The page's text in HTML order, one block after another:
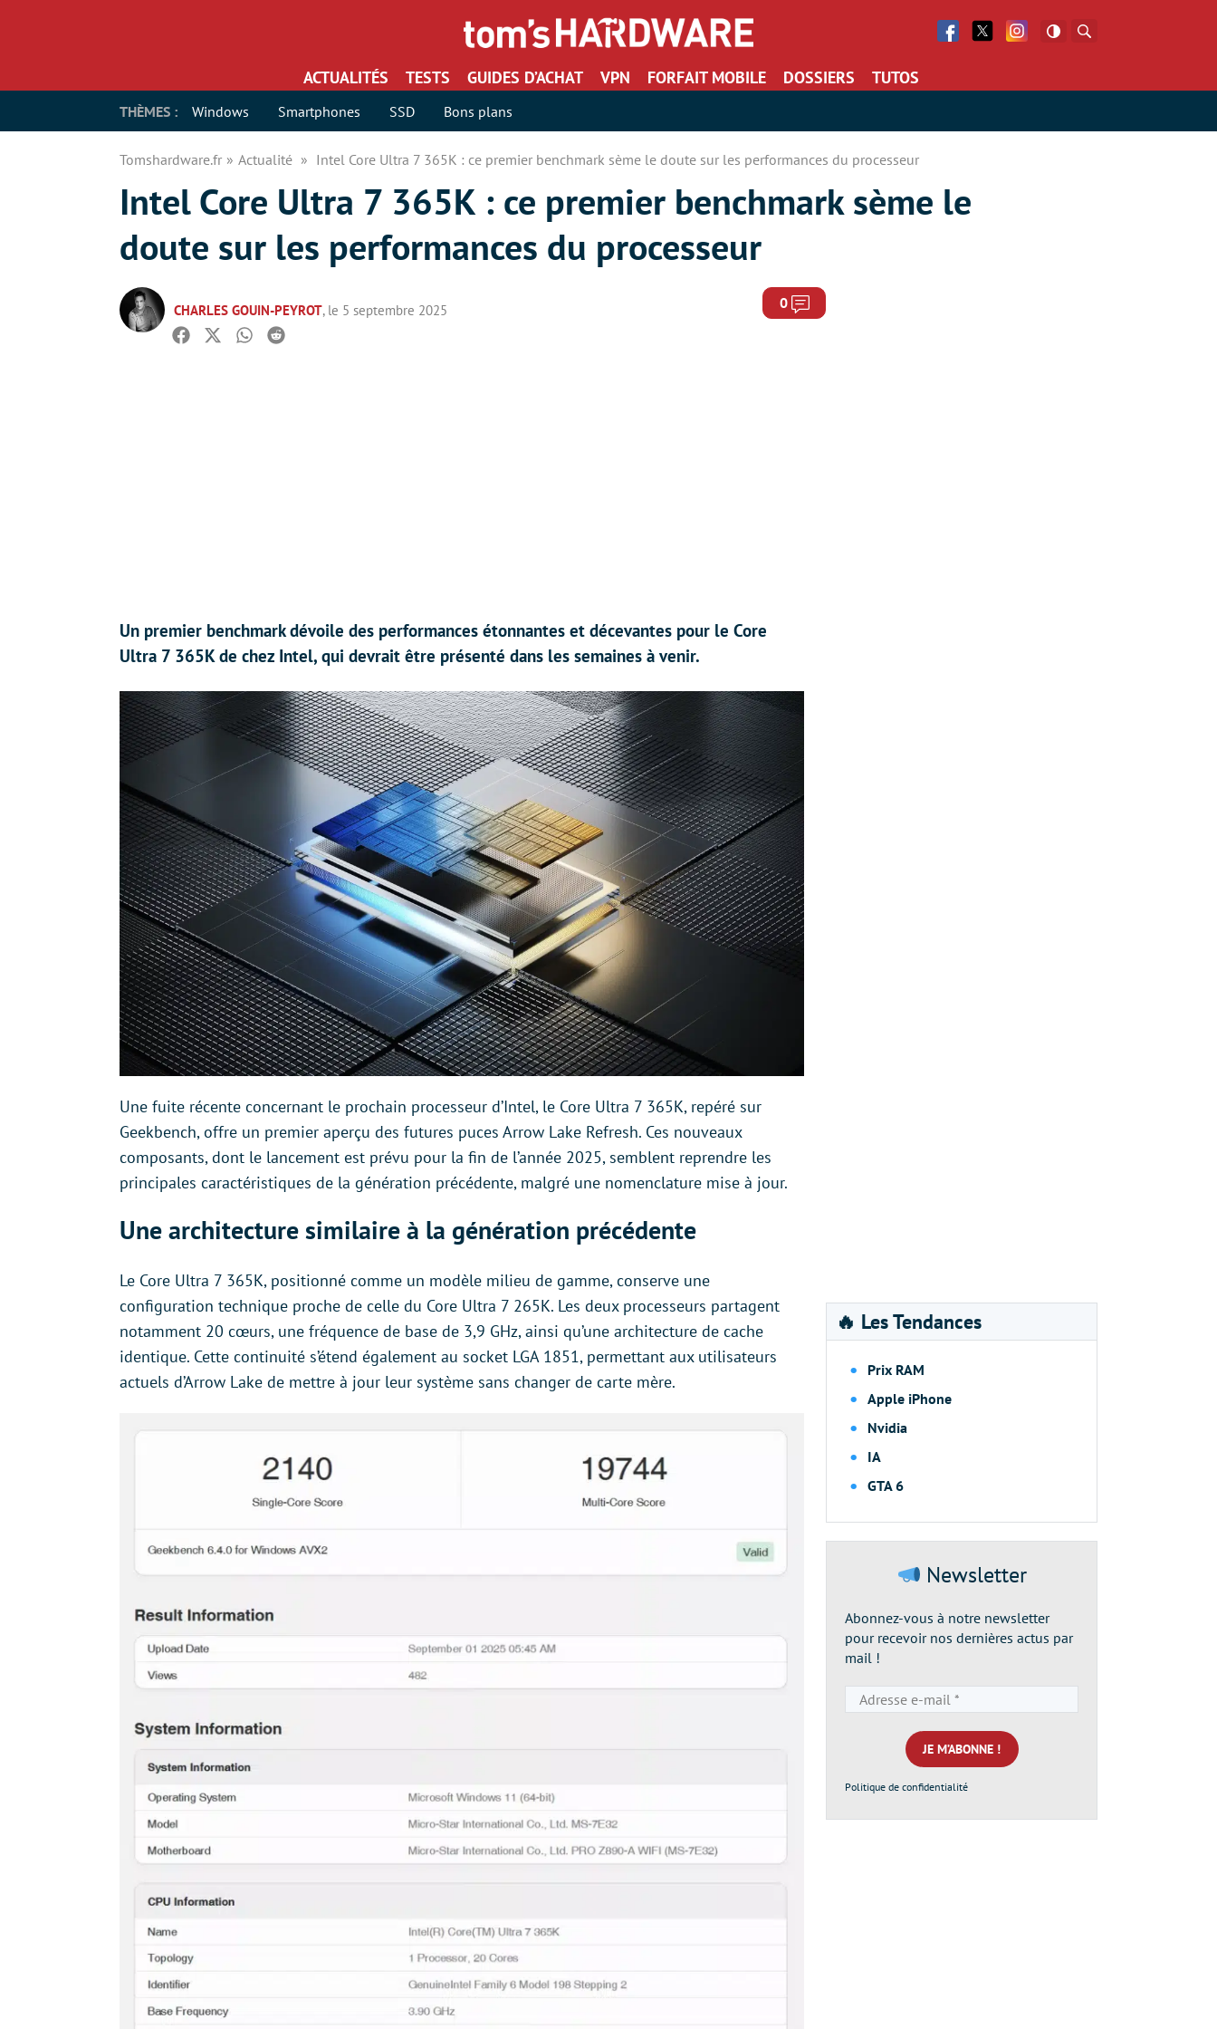
Facebook
Twitter Facebook
ACTUALITÉS TESTS GUIDES D’ACHAT VPN FORFAIT MOBILE DOSSIERS TUTOS
THÈMES : Windows Smartphones SSD Bons plans
Tomshardware.fr Actualité Intel Core Ultra 7 365K : ce premier benchmark sème le doute sur les performances du processeur
Intel Core Ultra 7 365K : ce premier benchmark sème le
doute sur les performances du processeur
CHARLES GOUIN-PEYROT, le 5 septembre 2025 0 Commentaires
Facebook
TwitterWhatsapp
Reddit
Un premier benchmark dévoile des performances étonnantes et décevantes pour le Core
Ultra 7 365K de chez Intel, qui devrait être présenté dans les semaines à venir.
Une fuite récente concernant le prochain processeur d’Intel, le Core Ultra 7 365K, repéré sur
Geekbench, offre un premier aperçu des futures puces Arrow Lake Refresh. Ces nouveaux
composants, dont le lancement est prévu pour la fin de l’année 2025, semblent reprendre les
principales caractéristiques de la génération précédente, malgré une nomenclature mise à jour.
Une architecture similaire à la génération précédente
Le Core Ultra 7 365K, positionné comme un modèle milieu de gamme, conserve une
configuration technique proche de celle du Core Ultra 7 265K. Les deux processeurs partagent
notamment 20 cœurs, une fréquence de base de 3,9 GHz, ainsi qu’une architecture de cache
identique. Cette continuité s’étend également au socket LGA 1851, permettant aux utilisateurs
actuels d’Arrow Lake de mettre à jour leur système sans changer de carte mère.
🔥 Les Tendances
Prix RAM
Apple iPhone
Nvidia
IA
GTA 6
Newsletter
Abonnez-vous à notre newsletter
pour recevoir nos dernières actus par
mail !
e-
mail
*
Politique de confidentialité